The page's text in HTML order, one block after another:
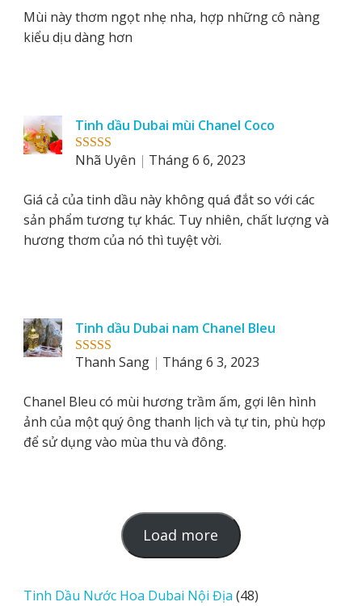
Mùi này thơm ngọt nhẹ nha, hợp những cô nàng
kiểu dịu dàng hơn
Rated5out
Tinh dầu Dubai mùi Chanel Coco
Nhã Uyên
Tháng 6 6, 2023
Giá cả của tinh dầu này không quá đắt so với các
sản phẩm tương tự khác. Tuy nhiên, chất lượng và
hương thơm của nó thì tuyệt vời.
Rated5out
Tinh dầu Dubai nam Chanel Bleu
Thanh Sang
Tháng 6 3, 2023
Chanel Bleu có mùi hương trầm ấm, gợi lên hình
ảnh của một quý ông thanh lịch và tự tin, phù hợp
để sử dụng vào mùa thu và đông.
Load more
o
d
Tinh Dầu Nước Hoa Dubai Nội Địa 4848